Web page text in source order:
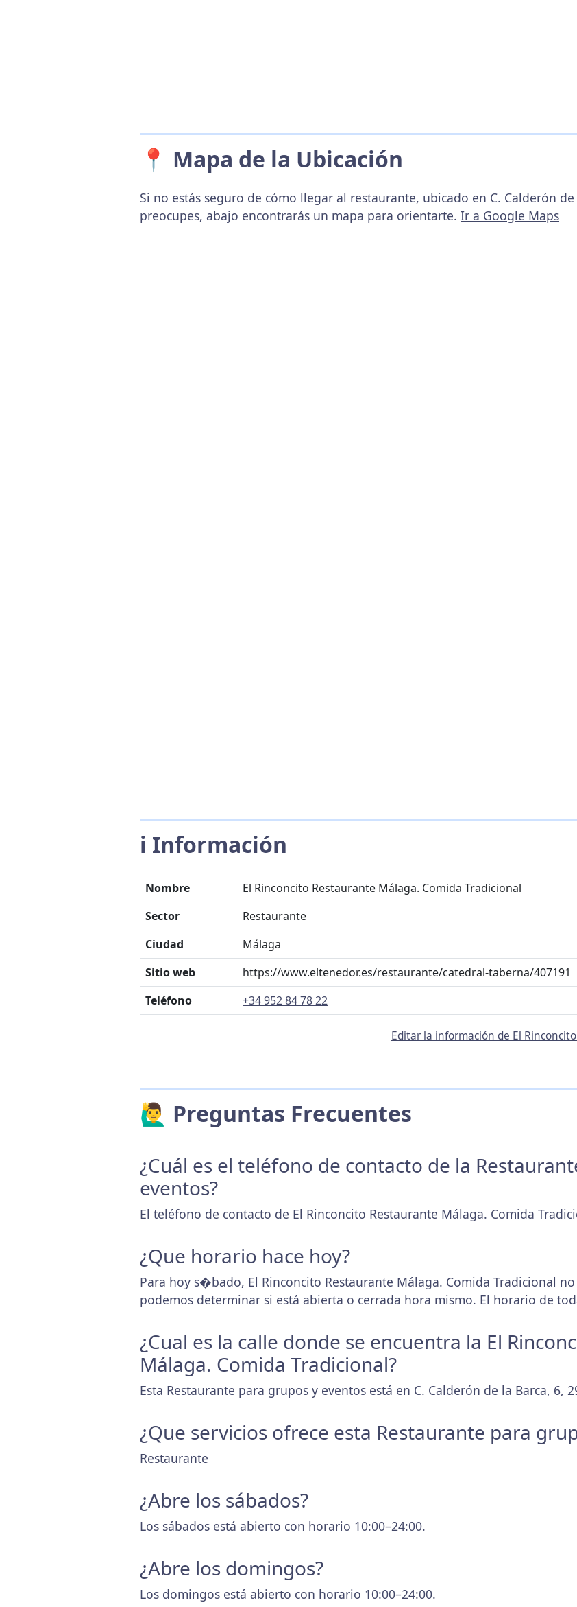
📍 Mapa de la Ubicación
Si no estás seguro de cómo llegar al restaurante, ubicado en C. Calderón
preocupes, abajo encontrarás un mapa para orientarte. Ir a Google Maps
ℹ️ Información
Nombre
El Rinconcito Restaurante Málaga. Comida Tradicional
Sector
Restaurante
Ciudad
Málaga
Sitio web
https://www.eltenedor.es/restaurante/catedral-taberna/407191
Teléfono
+34 952 84 78 22
Editar la información de El
🙋‍♂️ Preguntas Frecuentes
¿Cuál es el teléfono de contacto de la
eventos?
El teléfono de contacto de El Rinconcito Restaurante Málaga. Comida
¿Que horario hace hoy?
Para hoy s�bado, El Rinconcito Restaurante Málaga. Comida Tradicional
podemos determinar si está abierta o cerrada hora mismo. El horario de
¿Cual es la calle donde se encuentra la El
Málaga. Comida Tradicional?
Esta Restaurante para grupos y eventos está en C. Calderón de la Barca, 6,
¿Que servicios ofrece esta Restaurante para
Restaurante
¿Abre los sábados?
Los sábados está abierto con horario 10:00–24:00.
¿Abre los domingos?
Los domingos está abierto con horario 10:00–24:00.